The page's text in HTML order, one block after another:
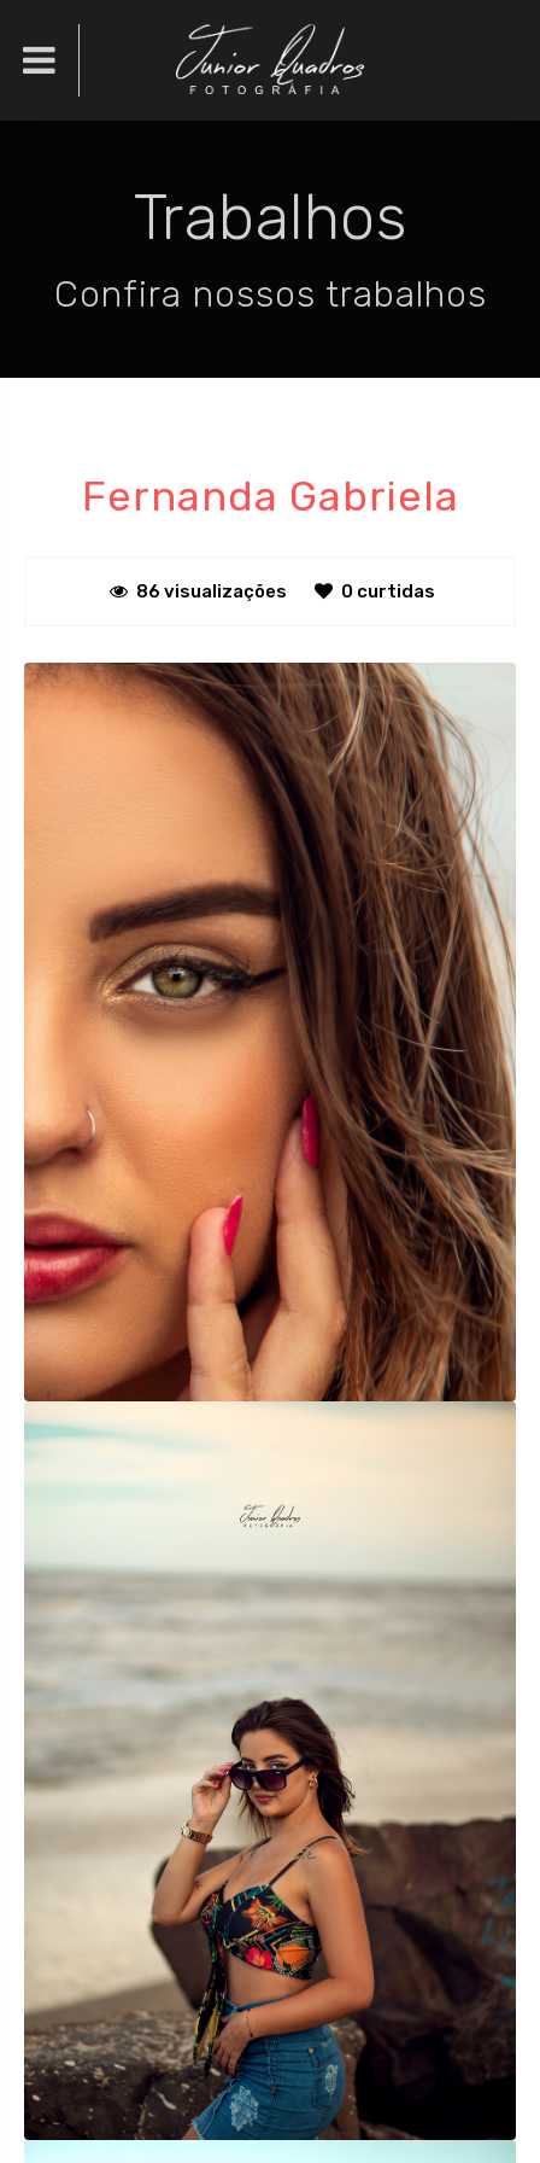

Trabalhos
Confira nossos trabalhos
Fernanda Gabriela
86 visualizações 0 curtidas